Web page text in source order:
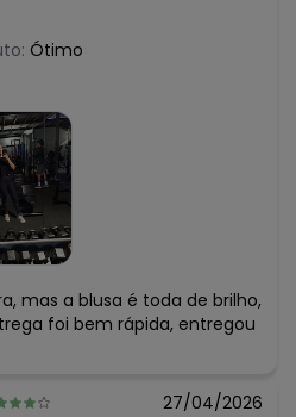
Ótimo
mas a blusa é toda de brilho,
foi bem rápida, entregou
27/04/2026